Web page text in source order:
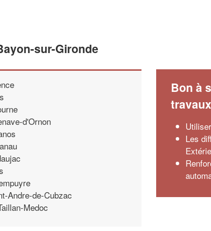
sur-Gironde
d'Ornon
Andre-de-Cubzac
Medoc
Bon à
travaux
Les